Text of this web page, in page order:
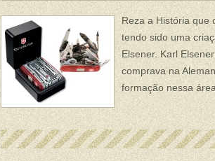
Reza a História que
tendo sido uma
Elsener. Karl
comprava na
formação nessa